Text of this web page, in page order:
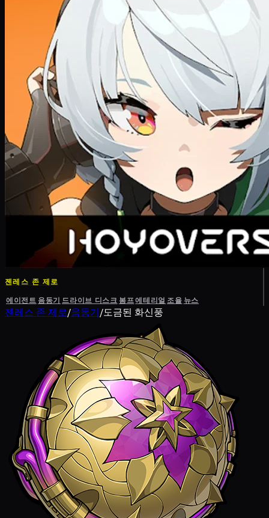
젠레스 존 제로
에이전트 음동기 드라이브 디스크 봄프에테리얼 조율 뉴스
젠레스 존 제로/음동기/도금된 화신풍